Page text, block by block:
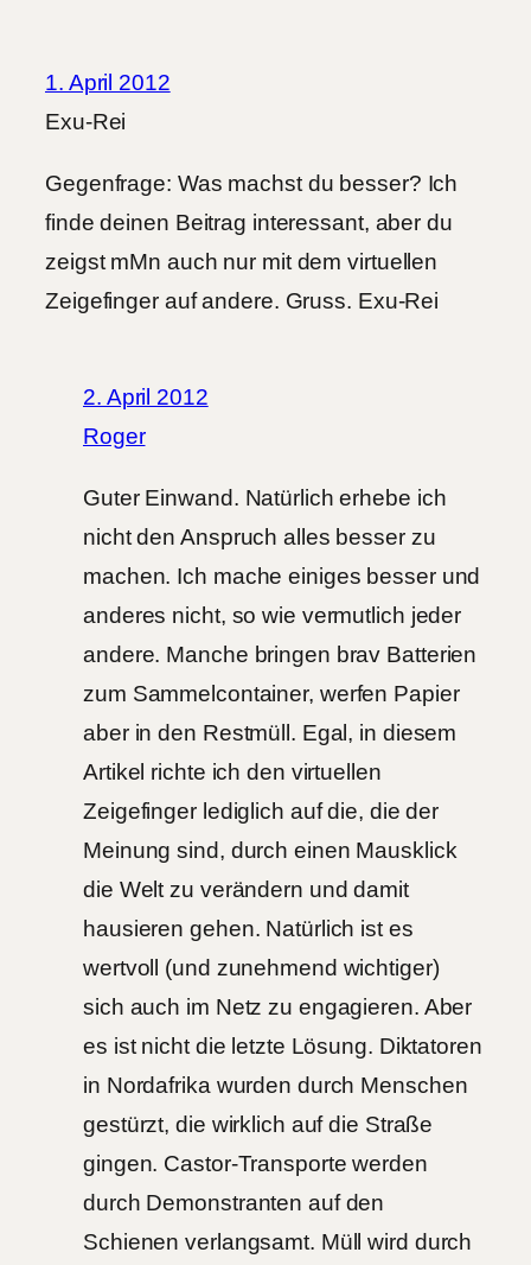
1. April 2012
Exu-Rei
Gegenfrage: Was machst du besser? Ich
finde deinen Beitrag interessant, aber du
zeigst mMn auch nur mit dem virtuellen
Zeigefinger auf andere. Gruss. Exu-Rei
2. April 2012
Roger
Guter Einwand. Natürlich erhebe ich
nicht den Anspruch alles besser zu
machen. Ich mache einiges besser und
anderes nicht, so wie vermutlich jeder
andere. Manche bringen brav Batterien
zum Sammelcontainer, werfen Papier
aber in den Restmüll. Egal, in diesem
Artikel richte ich den virtuellen
Zeigefinger lediglich auf die, die der
Meinung sind, durch einen Mausklick
die Welt zu verändern und damit
hausieren gehen. Natürlich ist es
wertvoll (und zunehmend wichtiger)
sich auch im Netz zu engagieren. Aber
es ist nicht die letzte Lösung. Diktatoren
in Nordafrika wurden durch Menschen
gestürzt, die wirklich auf die Straße
gingen. Castor-Transporte werden
durch Demonstranten auf den
Schienen verlangsamt. Müll wird durch